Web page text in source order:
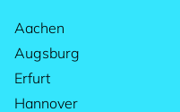
Aachen
Augsburg
Erfurt
Hannover